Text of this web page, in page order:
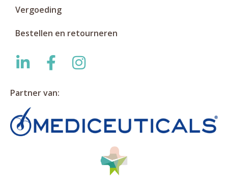
Vergoeding
Bestellen en retourneren
Partner van: